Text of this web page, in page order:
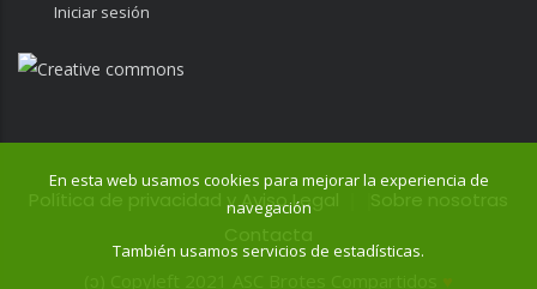
Iniciar sesión
Política de privacidad y Aviso Legal
En esta web usamos cookies para mejorar la experiencia de
navegación
También usamos servicios de estadísticas.